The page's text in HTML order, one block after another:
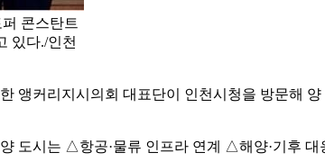
콘스탄트
있다./인천
앵커리지시의회 대표단이 인천시청을 방문해
도시는 △항공·물류 인프라 연계 △해양·기후